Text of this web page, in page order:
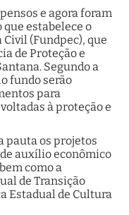
e agora foram
que estabelece o
(Fundpec), que
de Proteção e
Segundo a
fundo serão
para
à proteção e
pauta os projetos
auxílio econômico
como a
de Transição
Estadual de Cultura